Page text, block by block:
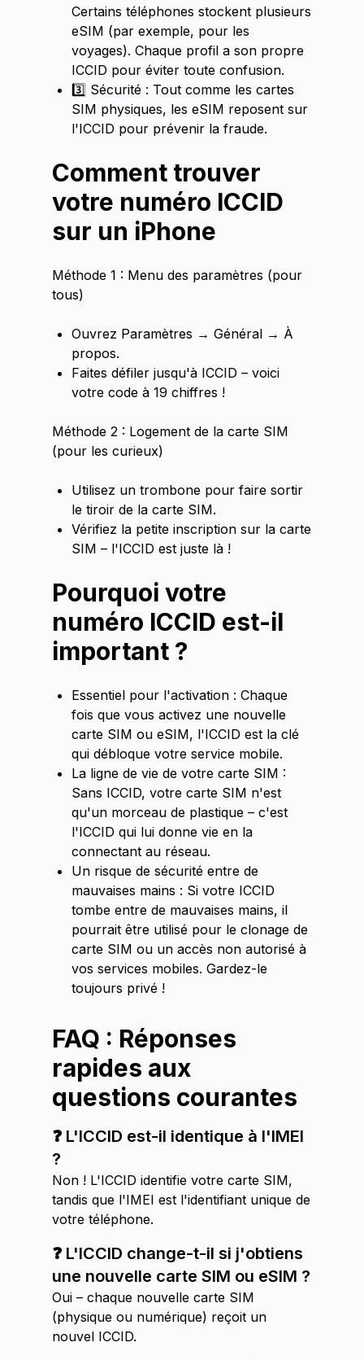
Certains téléphones stockent plusieurs
eSIM (par exemple, pour les
voyages). Chaque profil a son propre
ICCID pour éviter toute confusion.
3️⃣ Sécurité : Tout comme les cartes
SIM physiques, les eSIM reposent sur
l'ICCID pour prévenir la fraude.
Comment trouver
votre numéro ICCID
sur un iPhone
Méthode 1 : Menu des paramètres (pour
tous)
Ouvrez Paramètres → Général → À
propos.
Faites défiler jusqu'à ICCID – voici
votre code à 19 chiffres !
Méthode 2 : Logement de la carte SIM
(pour les curieux)
Utilisez un trombone pour faire sortir
le tiroir de la carte SIM.
Vérifiez la petite inscription sur la carte
SIM – l'ICCID est juste là !
Pourquoi votre
numéro ICCID est-il
important ?
Essentiel pour l'activation : Chaque
fois que vous activez une nouvelle
carte SIM ou eSIM, l'ICCID est la clé
qui débloque votre service mobile.
La ligne de vie de votre carte SIM :
Sans ICCID, votre carte SIM n'est
qu'un morceau de plastique – c'est
l'ICCID qui lui donne vie en la
connectant au réseau.
Un risque de sécurité entre de
mauvaises mains : Si votre ICCID
tombe entre de mauvaises mains, il
pourrait être utilisé pour le clonage de
carte SIM ou un accès non autorisé à
vos services mobiles. Gardez-le
toujours privé !
FAQ : Réponses
rapides aux
questions courantes
❓ L'ICCID est-il identique à l'IMEI
?
Non ! L'ICCID identifie votre carte SIM,
tandis que l'IMEI est l'identifiant unique de
votre téléphone.
❓ L'ICCID change-t-il si j'obtiens
une nouvelle carte SIM ou eSIM ?
Oui – chaque nouvelle carte SIM
(physique ou numérique) reçoit un
nouvel ICCID.